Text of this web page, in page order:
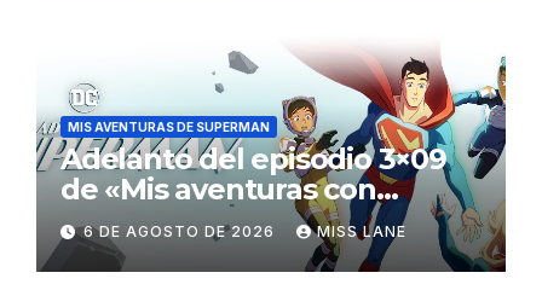
MIS AVENTURAS DE SUPERMAN
Adelanto del episodio 3×09
de «Mis aventuras con
Superman»
6 DE AGOSTO DE 2026 MISS LANE